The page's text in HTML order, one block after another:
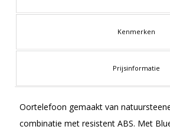
Kenmerken
Prijsinformatie
Oortelefoon gemaakt van
combinatie met resistent ABS. Met